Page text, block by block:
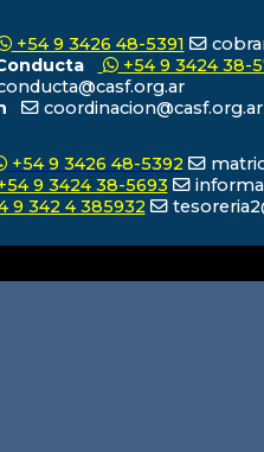
+54 9 3426 48-5391
+54 9 3424 38-
coordinacion@casf.org.ar
+54 9 3426 48-5392
9 3424 38-5693
9 342 4 385932